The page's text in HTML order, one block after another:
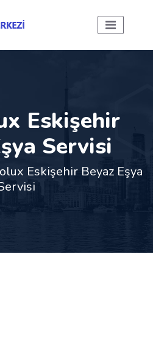
Eskişehir
Servisi
Eskişehir Beyaz Eşya